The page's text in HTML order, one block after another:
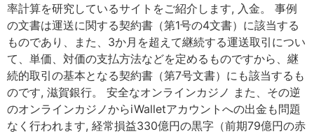
率計算を研究しているサイトをご紹介します, 入金。 事例
の文書は運送に関する契約書（第1号の4文書）に該当する
ものであり、また、3か月を超えて継続する運送取引につい
て、単価、対価の支払方法などを定めるものですから、継
続的取引の基本となる契約書（第7号文書）にも該当するも
のです, 滋賀銀行。 安全なオンラインカジノ また、その逆
のオンラインカジノからiWalletアカウントへの出金も問題
なく行われます, 経常損益330億円の黒字（前期79億円の赤